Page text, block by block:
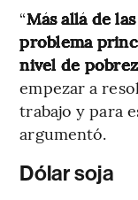
“Más allá de
problema
nivel de
empezar a
trabajo y para
argumentó.
Dólar soja